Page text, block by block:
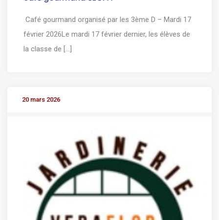
Café gourmand organisé par les 3ème D – Mardi 17
février 2026Le mardi 17 février dernier, les élèves de
la classe de [...]
20 mars 2026